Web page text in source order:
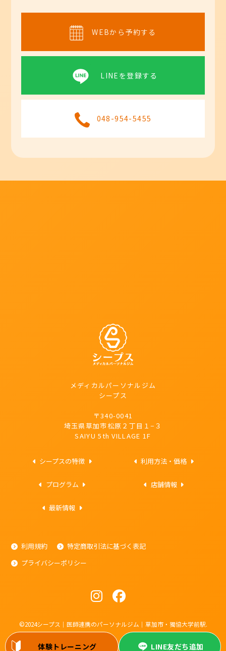
体験トレーニング LINE友だち追加
WEBから予約する
LINEを登録する
048-954-5455
メディカルパーソナルジム
シープス
〒340-0041
埼玉県草加市松原２丁目１−３
SAIYU 5th VILLAGE 1F
シープスの特徴 利用方法・価格
プログラム 店舗情報
最新情報
利用規約
特定商取引法に基づく表記
プライバシーポリシー
©2024シープス｜医師連携のパーソナルジム｜草加市・獨協大学前駅.